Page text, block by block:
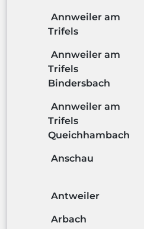
Annweiler am
Trifels
Annweiler am
Trifels
Bindersbach
Annweiler am
Trifels
Queichhambach
Anschau
Antweiler
Arbach